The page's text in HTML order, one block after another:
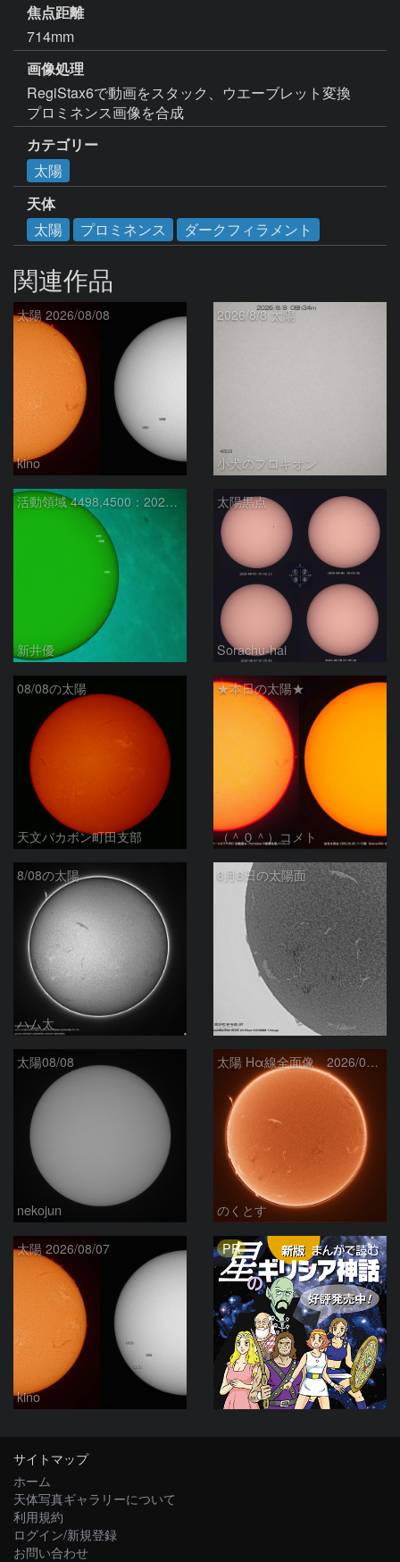
焦点距離
714mm
画像処理
RegiStax6で動画をスタック、ウエーブレット変換
プロミネンス画像を合成
カテゴリー
太陽
天体
太陽
プロミネンス ダークフィラメント
関連作品
太陽 2026/08/08
kino
2026/8/8 太陽
小犬のプロキオン
活動領域 4498,4500：2026/08/08
新井優
太陽黒点
Sorachu-hai
08/08の太陽
天文バカボン町田支部
★本日の太陽★
（＾０＾）コメト
8/08の太陽
ハム太
8月8日の太陽面
ta-o
太陽08/08
nekojun
太陽 Hα線全面像 2026/08/08
のくとす
太陽 2026/08/07
kino
PR
サイトマップ
ホーム
天体写真ギャラリーについて
利用規約
ログイン/新規登録
お問い合わせ